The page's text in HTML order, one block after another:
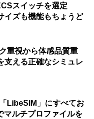
スイッチを選定
イズも機能もちょうど
重視から体感品質重
える正確なシミュレ
LibeSIM」にすべてお
ルチプロファイルを